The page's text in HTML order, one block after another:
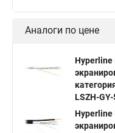
Аналоги по цене
Hyperline
LSZH-
Hyperline